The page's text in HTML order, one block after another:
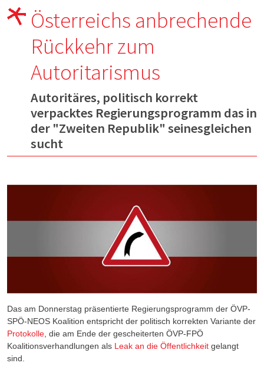
Österreichs anbrechende
Rückkehr zum
Autoritarismus
Autoritäres, politisch korrekt
verpacktes Regierungsprogramm das in
der "Zweiten Republik" seinesgleichen
sucht
Das am Donnerstag präsentierte Regierungsprogramm der ÖVP-
SPÖ-NEOS Koalition entspricht der politisch korrekten Variante der
Protokolle, die am Ende der gescheiterten ÖVP-FPÖ
Koalitionsverhandlungen als Leak an die Öffentlichkeit gelangt
sind.